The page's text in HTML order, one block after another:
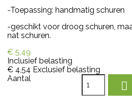
-Toepassing: handmatig schuren
-geschikt voor droog schuren,
nat schuren.
€ 5,49
Inclusief belasting
€ 4,54 Exclusief belasting
Aantal
